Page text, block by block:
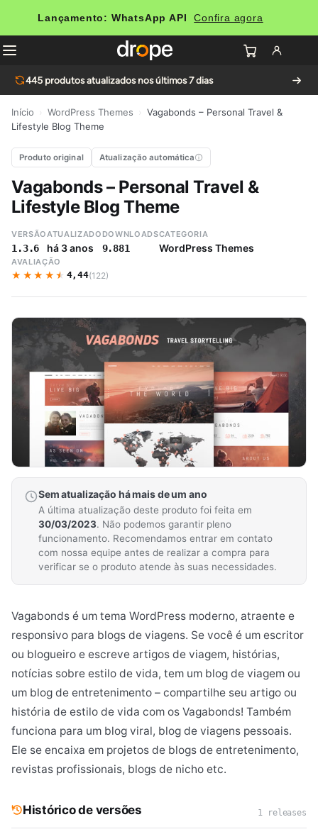
Lançamento: WhatsApp API Confira agora
445 produtos atualizados nos últimos 7 dias
Início WordPress Themes
Vagabonds – Personal Travel &
Lifestyle Blog Theme
Produto original Atualização automática
Vagabonds – Personal Travel &
Lifestyle Blog Theme
VERSÃO
1.3.6
ATUALIZADO
há 3 anos
DOWNLOADS
9.881
CATEGORIA
WordPress Themes
AVALIAÇÃO
★★★★★
★★★★★ 4,44(122)
Sem atualização há mais de um ano
A última atualização deste produto foi feita em
30/03/2023. Não podemos garantir pleno
funcionamento. Recomendamos entrar em contato
com nossa equipe antes de realizar a compra para
verificar se o produto atende às suas necessidades.
Vagabonds é um tema WordPress moderno, atraente e
responsivo para blogs de viagens. Se você é um escritor
ou blogueiro e escreve artigos de viagem, histórias,
notícias sobre estilo de vida, tem um blog de viagem ou
um blog de entretenimento – compartilhe seu artigo ou
história de estilo de vida com os Vagabonds! Também
funciona para um blog viral, blog de viagens pessoais.
Ele se encaixa em projetos de blogs de entretenimento,
revistas profissionais, blogs de nicho etc.
Histórico de versões 1 releases